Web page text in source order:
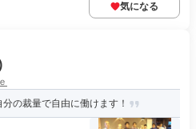
気になる
の裁量で自由に働けます！